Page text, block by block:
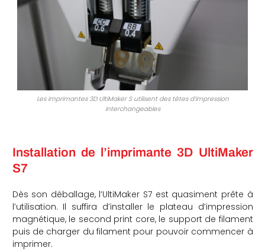
Les imprimantes 3D UltiMaker S utilisent des têtes d’impression
interchangeables
Installation de l’imprimante 3D UltiMaker
S7
Dès son déballage, l’UltiMaker S7 est quasiment prête à
l’utilisation. Il suffira d’installer le plateau d’impression
magnétique, le second print core, le support de filament
puis de charger du filament pour pouvoir commencer à
imprimer.